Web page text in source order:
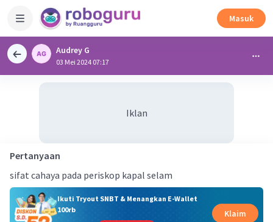
Masuk
Audrey G
03 Mei 2024 07:17
Iklan
Pertanyaan
sifat cahaya pada periskop kapal selam
Ikuti Tryout SNBT & Menangkan E-Wallet
100rb
Klaim